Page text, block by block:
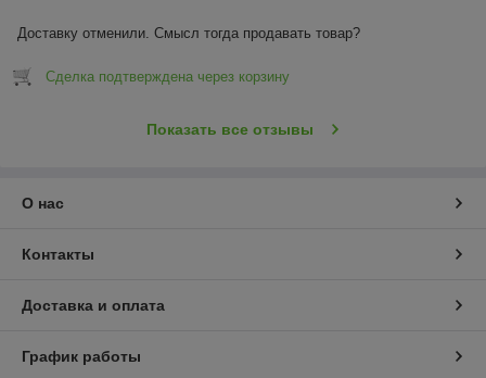
Доставку отменили. Смысл тогда продавать товар?
Сделка подтверждена через корзину
Показать все отзывы
О нас
Контакты
Доставка и оплата
График работы